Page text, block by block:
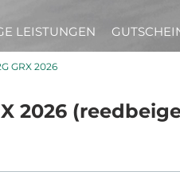
LEISTUNGEN
GRX 2026
2026